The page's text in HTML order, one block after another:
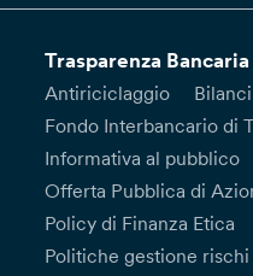
Trasparenza Bancaria
Antiriciclaggio
Bilanci
Fondo Interbancario di
Informativa al pubblico
Offerta Pubblica di
Policy di Finanza Etica
Politiche gestione rischi